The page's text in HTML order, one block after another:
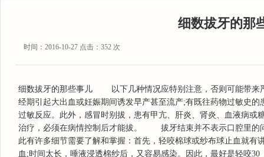
细数拔牙的那
时间：2016-10-27 点击： 352 次
细数拔牙的那些事儿 以下几种情况应特别注意，否则可能带来
经期引起大出血或妊娠期间诱发早产甚至流产;有既往药物过敏史
过敏反应。此外，感冒时别拔，患有甲亢、肝炎、肾炎、血液病或
治疗，必须在病情控制后才能拔。 拔牙结束并不表示口腔里的
此有许多细节需要了解和掌握：首先，轻咬棉球或纱布球止血就有
血;时间太长，唾液浸透棉纱后，又容易感染。因此，最好是轻咬30